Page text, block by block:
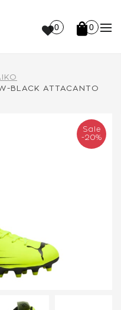
0 0
BLACK ATTACANTO
Sale
-20%